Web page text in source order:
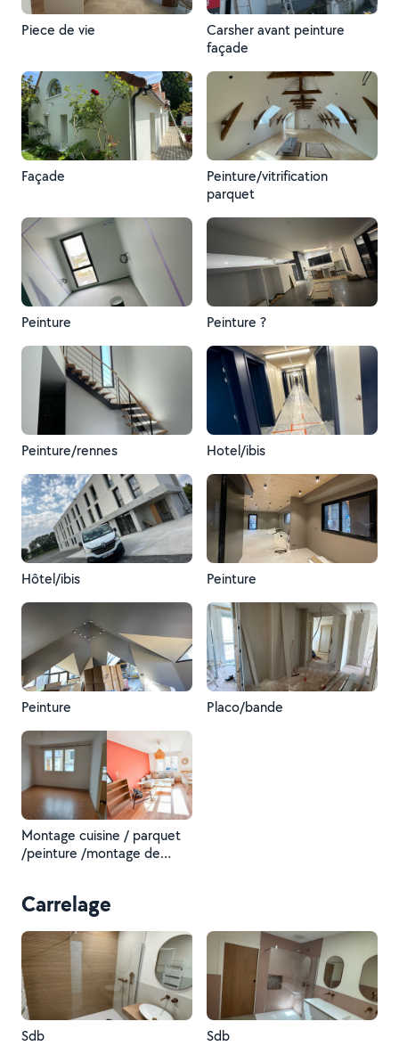
Piece de vie
Carsher avant peinture
façade
Façade
Peinture/vitrification
parquet
Peinture Peinture ?️
Peinture/rennes Hotel/ibis
Hôtel/ibis Peinture
Peinture Placo/bande
Montage cuisine / parquet
/peinture /montage de
Carrelage
Sdb Sdb